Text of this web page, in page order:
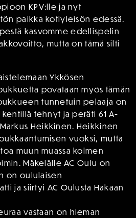
KPV:lle ja nyt
paikka kotiyleisön edessä.
kasvomme edellispelin
mutta on tämä silti
Ykkösen
povataan myös tämän
tunnetuin pelaaja on
tehnyt ja peräti 61 A-
Heikkinen. Heikkinen
vuoksi, mutta
muun muassa kolmen
Mäkelälle AC Oulu on
on oululaisen
ja siirtyi AC Oulusta Hakaan
vastaan on hieman